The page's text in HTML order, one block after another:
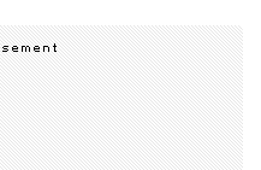
ทุนกว่าการเรียนเต็มหลักสูต
Finn และได้ผลการเรียนระ
Overall 6.0 ก็สามารถต่อ
ทีครอบคลุมทุกสาขาในด้าน